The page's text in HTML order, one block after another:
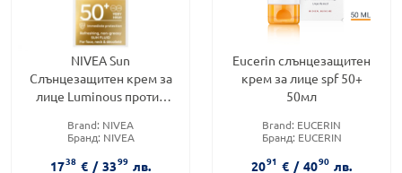
NIVEA Sun
Слънцезащитен крем за
лице Luminous против
мл
Brand: NIVEA
Бранд: NIVEA
1738 € / 3399 лв.
Eucerin слънцезащитен
крем за лице spf 50+
50мл
Brand: EUCERIN
Бранд: EUCERIN
50
2091 € / 4090 лв.